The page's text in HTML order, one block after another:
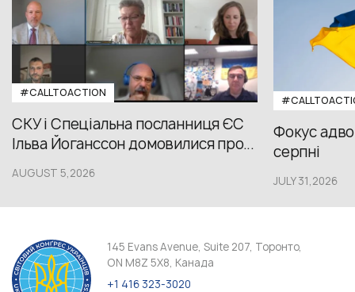
#CALLTOACTION
СКУ і Спеціальна посланниця ЄС
Ільва Йоганссон домовилися про...
AUGUST 5,2026
Фокус
серпні
JULY 31,2026
145 Evans Avenue, Suite 207, Торонто,
ON M8Z 5X8, Канада
+1 416 323-3020